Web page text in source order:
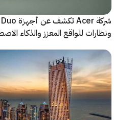
للواقع المعزز والذكاء الاصطناعي